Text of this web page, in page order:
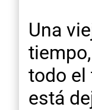
Una
todo el
está